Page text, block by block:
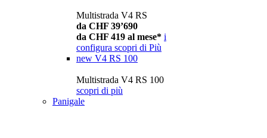
Multistrada V4 RS
da CHF 39’690
da CHF 419 al mese* i
configura scopri di Più
new V4 RS 100
Multistrada V4 RS 100
scopri di più
Panigale